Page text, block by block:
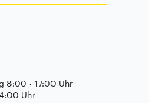
8:00 - 17:00 Uhr
Uhr